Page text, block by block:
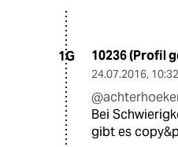
1G 10236 (Profil
24.07.2016,
Bei
gibt es